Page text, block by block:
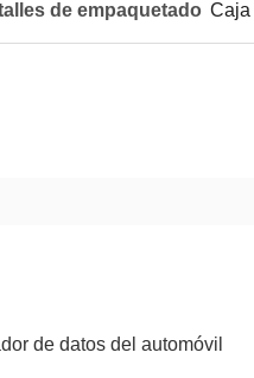
de empaquetado Caja
de datos del automóvil